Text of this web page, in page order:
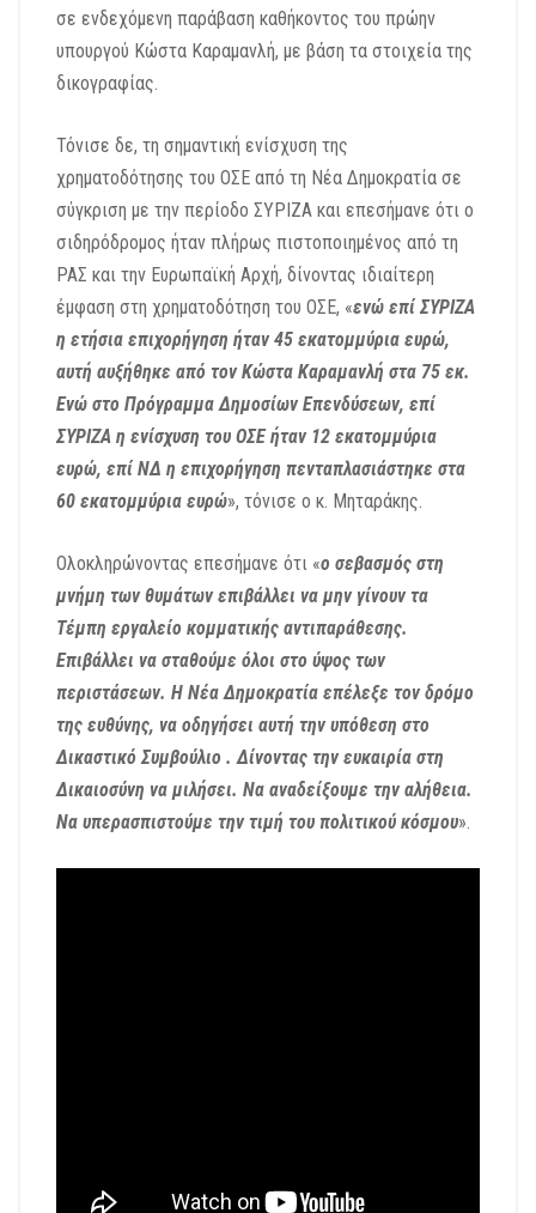
σε ενδεχόμενη παράβαση καθήκοντος του πρώην
υπουργού Κώστα Καραμανλή, με βάση τα στοιχεία της
δικογραφίας.
Τόνισε δε, τη σημαντική ενίσχυση της
χρηματοδότησης του ΟΣΕ από τη Νέα Δημοκρατία σε
σύγκριση με την περίοδο ΣΥΡΙΖΑ και επεσήμανε ότι ο
σιδηρόδρομος ήταν πλήρως πιστοποιημένος από τη
ΡΑΣ και την Ευρωπαϊκή Αρχή, δίνοντας ιδιαίτερη
έμφαση στη χρηματοδότηση του ΟΣΕ, «ενώ επί ΣΥΡΙΖΑ
η ετήσια επιχορήγηση ήταν 45 εκατομμύρια ευρώ,
αυτή αυξήθηκε από τον Κώστα Καραμανλή στα 75 εκ.
Ενώ στο Πρόγραμμα Δημοσίων Επενδύσεων, επί
ΣΥΡΙΖΑ η ενίσχυση του ΟΣΕ ήταν 12 εκατομμύρια
ευρώ, επί ΝΔ η επιχορήγηση πενταπλασιάστηκε στα
60 εκατομμύρια ευρώ», τόνισε ο κ. Μηταράκης.
Ολοκληρώνοντας επεσήμανε ότι «ο σεβασμός στη
μνήμη των θυμάτων επιβάλλει να μην γίνουν τα
Τέμπη εργαλείο κομματικής αντιπαράθεσης.
Επιβάλλει να σταθούμε όλοι στο ύψος των
περιστάσεων. Η Νέα Δημοκρατία επέλεξε τον δρόμο
της ευθύνης, να οδηγήσει αυτή την υπόθεση στο
Δικαστικό Συμβούλιο . Δίνοντας την ευκαιρία στη
Δικαιοσύνη να μιλήσει. Να αναδείξουμε την αλήθεια.
Να υπερασπιστούμε την τιμή του πολιτικού κόσμου».